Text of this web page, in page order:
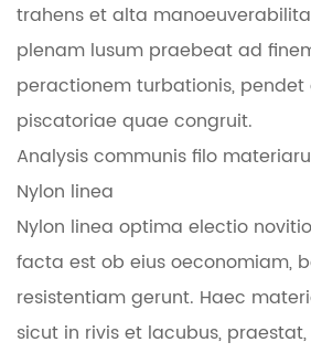
trahens et alta
plenam lusum praebeat ad
peractionem turbationis,
piscatoriae quae congruit.
Analysis communis filo
Nylon linea
Nylon linea optima electio
facta est ob eius oeconomiam,
resistentiam gerunt. Haec
sicut in rivis et lacubus,